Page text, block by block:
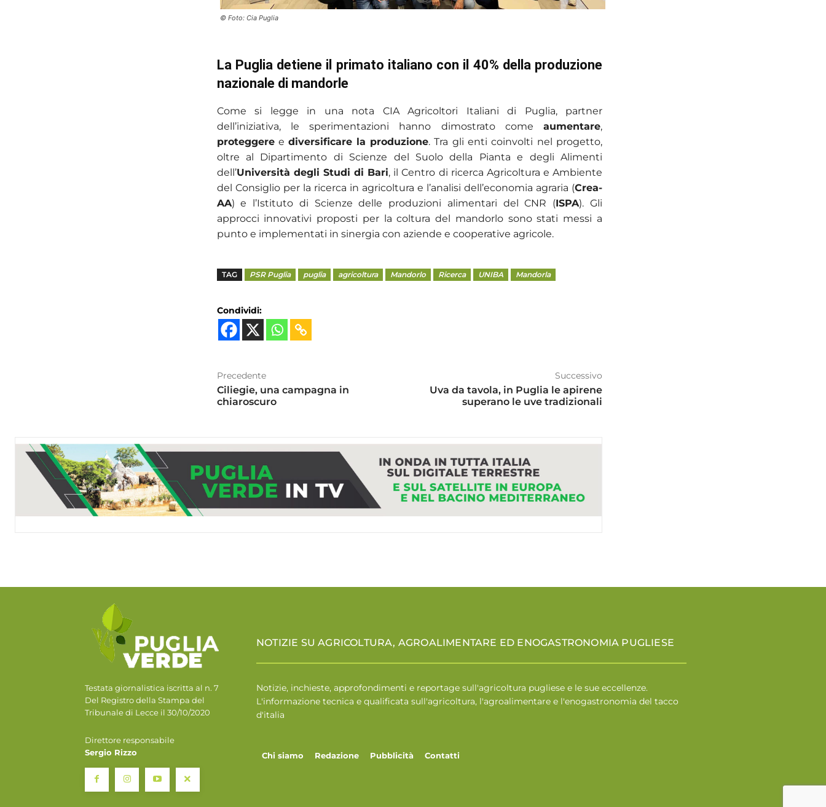
© Foto: Cia Puglia
La Puglia detiene il primato italiano con il 40% della produzione
nazionale di mandorle
Come si legge in una nota CIA Agricoltori Italiani di Puglia, partner
dell’iniziativa, le sperimentazioni hanno dimostrato come aumentare,
proteggereediversificare la produzione. Tra gli enti coinvolti nel progetto,
oltre al Dipartimento di Scienze del Suolo della Pianta e degli Alimenti
dell’Università degli Studi di Bari, il Centro di ricerca Agricoltura e Ambiente
del Consiglio per la ricerca in agricoltura e l’analisi dell’economia agraria (Crea-
AA) e l’Istituto di Scienze delle produzioni alimentari del CNR (ISPA). Gli
approcci innovativi proposti per la coltura del mandorlo sono stati messi a
punto e implementati in sinergia con aziende e cooperative agricole.
TAG PSR Puglia puglia agricoltura Mandorlo Ricerca UNIBA Mandorla
Condividi:
Precedente
Ciliegie, una campagna in
chiaroscuro
Successivo
Uva da tavola, in Puglia le apirene
superano le uve tradizionali
Testata giornalistica iscritta al n. 7
Del Registro della Stampa del
Tribunale di Lecce il 30/10/2020
Direttore responsabile
Sergio Rizzo
NOTIZIE SU AGRICOLTURA, AGROALIMENTARE ED ENOGASTRONOMIA PUGLIESE
Notizie, inchieste, approfondimenti e reportage sull'agricoltura pugliese e le sue eccellenze.
L'informazione tecnica e qualificata sull'agricoltura, l'agroalimentare e l'enogastronomia del tacco
d'italia
Chi siamo Redazione Pubblicità Contatti